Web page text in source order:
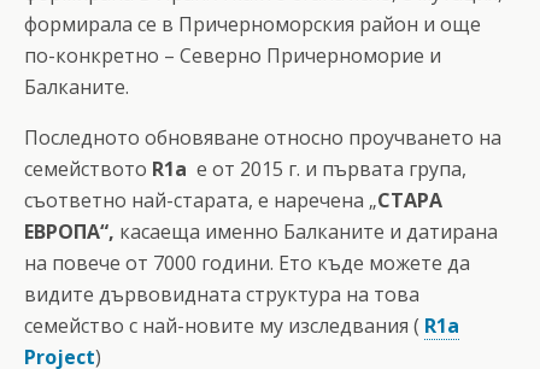
формирала се в Причерноморския район и още
по-конкретно – Северно Причерноморие и
Балканите.
Последното обновяване относно проучването на
семейството R1a е от 2015 г. и първата група,
съответно най-старата, е наречена „СТАРА
ЕВРОПА“, касаеща именно Балканите и датирана
на повече от 7000 години. Ето къде можете да
видите дървовидната структура на това
семейство с най-новите му изследвания ( R1a
Project)